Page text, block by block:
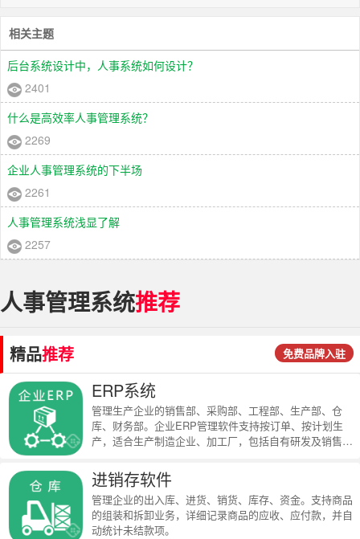
相关主题
后台系统设计中，人事系统如何设计？
2401
什么是高效率人事管理系统？
2269
企业人事管理系统的下半场
2261
人事管理系统浅显了解
2257
人事管理系统推荐
精品推荐 免费品牌入驻
ERP系统
管理生产企业的销售部、采购部、工程部、生产部、仓
库、财务部。企业ERP管理软件支持按订单、按计划生
产，适合生产制造企业、加工厂，包括自有研发及销售的
进销存软件
管理企业的出入库、进货、销货、库存、资金。支持商品
的组装和拆卸业务，详细记录商品的应收、应付款，并自
动统计未结款项。